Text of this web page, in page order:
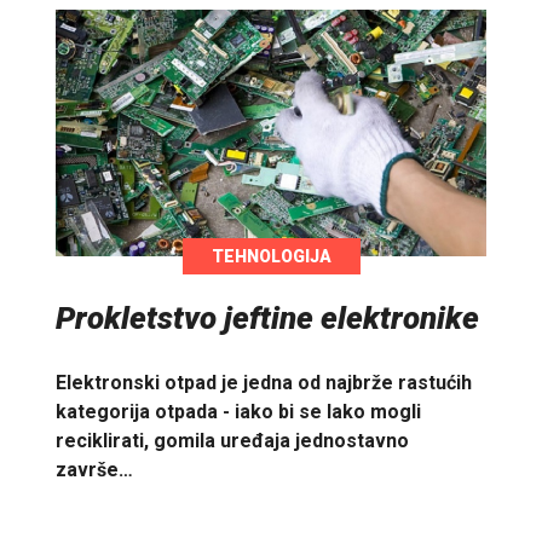
TEHNOLOGIJA
Prokletstvo jeftine elektronike
Elektronski otpad je jedna od najbrže rastućih
kategorija otpada - iako bi se lako mogli
reciklirati, gomila uređaja jednostavno
završe…